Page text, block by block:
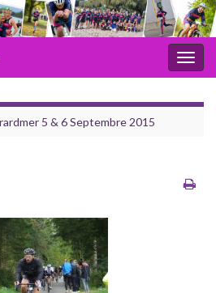
5 & 6 Septembre 2015